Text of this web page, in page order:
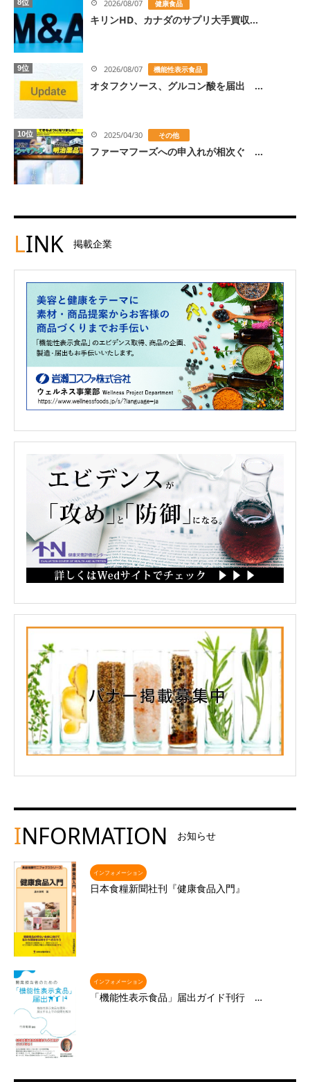
8位 2026/08/07 健康食品
キリンHD、カナダのサプリ大手買収...
9位 2026/08/07 機能性表示食品
オタフクソース、グルコン酸を届出 ...
10位 2025/04/30 その他
ファーマフーズへの申入れが相次ぐ ...
LINK 掲載企業
INFORMATION お知らせ
インフォメーション
日本食糧新聞社刊『健康食品入門』
インフォメーション
「機能性表示食品」届出ガイド刊行 …